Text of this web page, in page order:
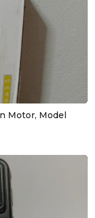
Motor, Model